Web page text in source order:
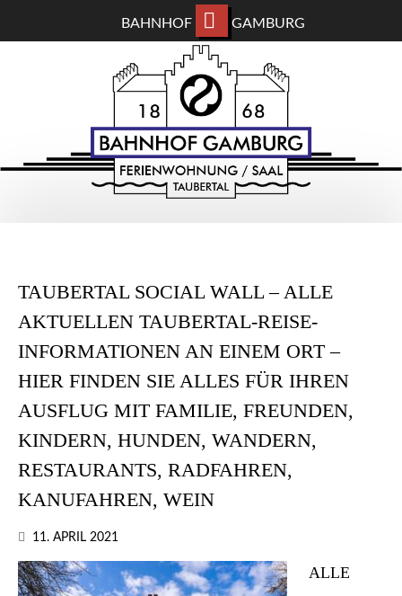
BAHNHOF GAMBURG
BAHNHOF GAMBURG
Ferienwohnung und Eventsaal im Taubertal
TAUBERTAL SOCIAL WALL – ALLE
AKTUELLEN TAUBERTAL-REISE-
INFORMATIONEN AN EINEM ORT –
HIER FINDEN SIE ALLES FÜR IHREN
AUSFLUG MIT FAMILIE, FREUNDEN,
KINDERN, HUNDEN, WANDERN,
RESTAURANTS, RADFAHREN,
KANUFAHREN, WEIN
11. APRIL 2021
ALLE